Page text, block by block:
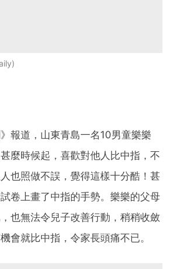
報道，山東青島一名10男童樂樂
甚麼時候起，喜歡對他人比中指，不
也照做不誤，覺得這樣十分酷！甚
卷上畫了中指的手勢。樂樂的父母
也無法令兒子改善行動，稍稍收斂
會就比中指，令家長頭痛不已。